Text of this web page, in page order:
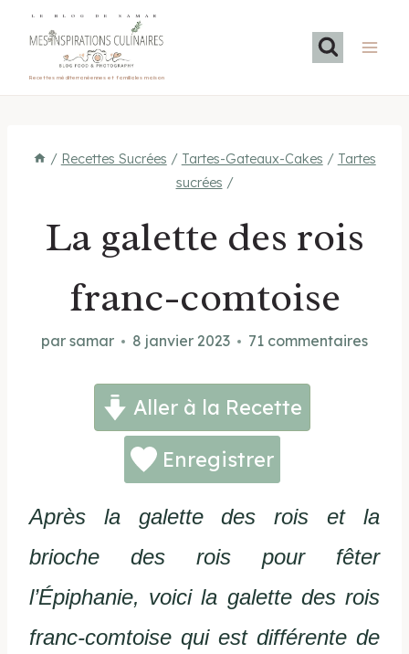
LE BLOG DE SAMAR
Recettes méditerranéennes et familiales maison
/ Recettes Sucrées / Tartes-Gateaux-Cakes / Tartes
sucrées /
La galette des rois
franc-comtoise
par samar 8 janvier 2023 71 commentaires
Aller à la Recette
Enregistrer
Après la galette des rois et la
brioche des rois pour fêter
l’Épiphanie, voici la galette des rois
franc-comtoise qui est différente de